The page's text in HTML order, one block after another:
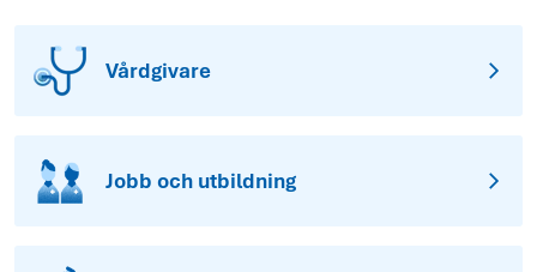
Vårdgivare
Jobb och utbildning